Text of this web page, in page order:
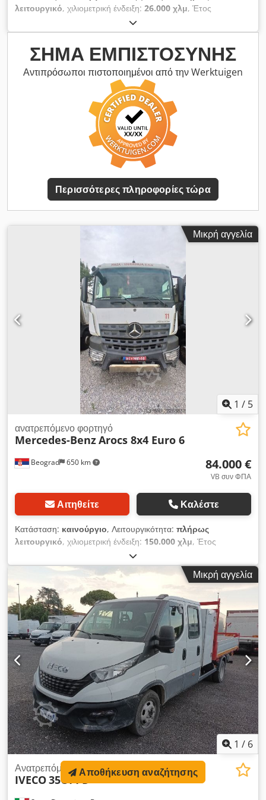
λειτουργικό, χιλιομετρική ένδειξη: 26.000 χλμ, Έτος
, σε άριστη κατάσταση - σαν καινούργιο
Crsdszkhrtopfx Aiqjf
ΣΉΜΑ ΕΜΠΙΣΤΟΣΎΝΗΣ
Αντιπρόσωποι πιστοποιημένοι από την Werktuigen
Περισσότερες πληροφορίες τώρα
Μικρή αγγελία
1 / 5
Beograd 650 km
ανατρεπόμενο φορτηγό
Mercedes-BenzArocs 8x4 Euro 6
84.000 €
VB συν ΦΠΑ
Αιτηθείτε Καλέστε
Κατάσταση: καινούργιο, Λειτουργικότητα: πλήρως
λειτουργικό, χιλιομετρική ένδειξη: 150.000 χλμ, Έτος
, ΑΡΙΣΤΗ ΚΑΤΑΣΤΑΣΗ Crodpfxszkhras
Aiqsf
Μικρή αγγελία
1 / 6
Ανατρεπόμενο φορτηγό
IVECO35C14 D
Αποθήκευση αναζήτησης